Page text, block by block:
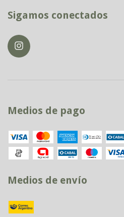
Sigamos conectados
Medios de pago
Medios de envío